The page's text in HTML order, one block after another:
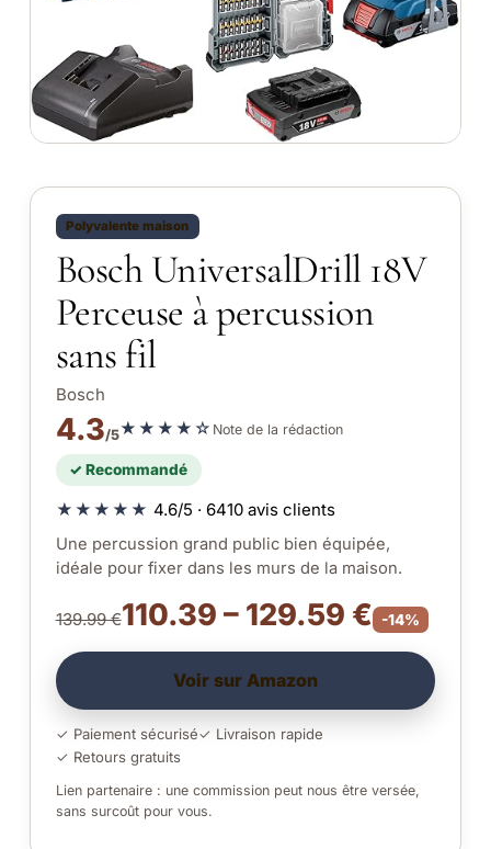
Polyvalente maison
Bosch UniversalDrill 18V
Perceuse à percussion
sans fil
Bosch
4.3/5★★★★☆ Note de la rédaction
✓ Recommandé
★★★★★ 4.6/5 · 6410 avis clients
Une percussion grand public bien équipée,
idéale pour fixer dans les murs de la maison.
139.99 €110.39 – 129.59 € -14%
Voir sur Amazon
✓ Paiement sécurisé✓ Livraison rapide
✓ Retours gratuits
Lien partenaire : une commission peut nous être versée,
sans surcoût pour vous.